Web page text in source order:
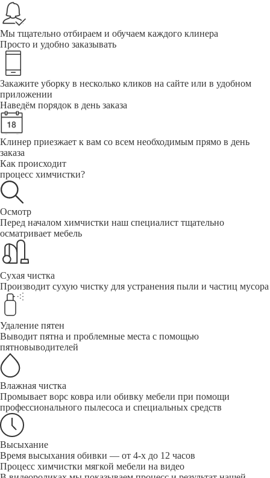
Мы тщательно отбираем и обучаем каждого клинера
Просто и удобно заказывать
Закажите уборку в несколько кликов на сайте или в удобном
приложении
Наведём порядок в день заказа
Клинер приезжает к вам со всем необходимым прямо в день
заказа
Как происходит
процесс химчистки?
Осмотр
Перед началом химчистки наш специалист тщательно
осматривает мебель
Сухая чистка
Производит сухую чистку для устранения пыли и частиц мусора
Удаление пятен
Выводит пятна и проблемные места с помощью
пятновыводителей
Влажная чистка
Промывает ворс ковра или обивку мебели при помощи
профессионального пылесоса и специальных средств
Высыхание
Время высыхания обивки — от 4-х до 12 часов
Процесс химчистки мягкой мебели на видео